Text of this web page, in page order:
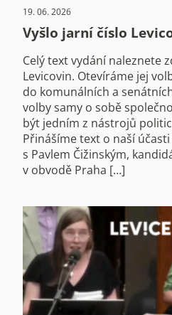
19. 06. 2026
Vyšlo jarní číslo
Celý text vydání naleznete
Levicovin. Otevíráme jej
do komunálních a
volby samy o sobě
být jedním z nástrojů
Přinášíme text o naší
s Pavlem Čižinským,
v obvodě Praha […]